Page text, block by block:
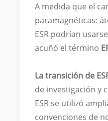
A medida que el
paramagnéticas:
ESR podrían
acuñó el término
La transición de
de investigación y
ESR se utilizó
convenciones de